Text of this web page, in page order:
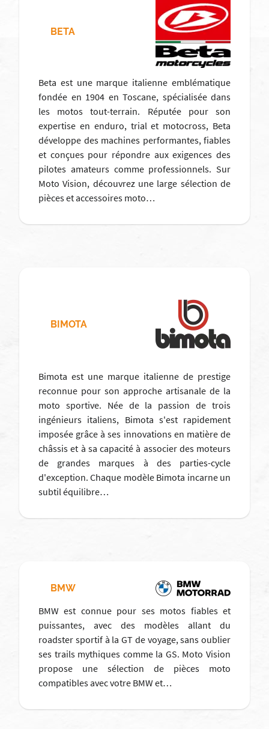
BETA
Beta est une marque italienne emblématique
fondée en 1904 en Toscane, spécialisée dans
les motos tout-terrain. Réputée pour son
expertise en enduro, trial et motocross, Beta
développe des machines performantes, fiables
et conçues pour répondre aux exigences des
pilotes amateurs comme professionnels. Sur
Moto Vision, découvrez une large sélection de
pièces et accessoires moto…
BIMOTA
Bimota est une marque italienne de prestige
reconnue pour son approche artisanale de la
moto sportive. Née de la passion de trois
ingénieurs italiens, Bimota s'est rapidement
imposée grâce à ses innovations en matière de
châssis et à sa capacité à associer des moteurs
de grandes marques à des parties-cycle
d'exception. Chaque modèle Bimota incarne un
subtil équilibre…
BMW
BMW est connue pour ses motos fiables et
puissantes, avec des modèles allant du
roadster sportif à la GT de voyage, sans oublier
ses trails mythiques comme la GS. Moto Vision
propose une sélection de pièces moto
compatibles avec votre BMW et…